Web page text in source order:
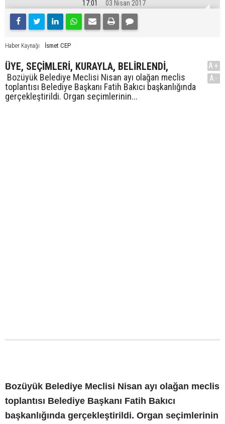
17:01 03 Nisan 2017
Haber Kaynağı İsmet CEP
ÜYE, SEÇİMLERİ, KURAYLA, BELİRLENDİ,
Bozüyük Belediye Meclisi Nisan ayı olağan meclis
toplantısı Belediye Başkanı Fatih Bakıcı başkanlığında
gerçekleştirildi. Organ seçimlerinin...
A+
A-
Bozüyük Belediye Meclisi Nisan ayı olağan meclis
toplantısı Belediye Başkanı Fatih Bakıcı
başkanlığında gerçekleştirildi. Organ seçimlerinin